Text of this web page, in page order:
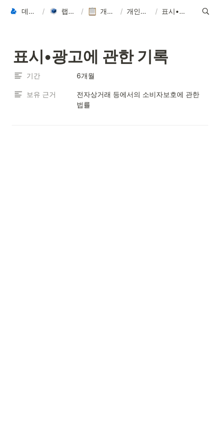
데이터씨 Datasee / 랩스바이 LabsBy / 개인정보처리방침 / 개인정보 보유기간 / 표시•광고에 관한 기록
표시•광고에 관한 기록
기간 6개월
보유 근거
전자상거래 등에서의 소비자보호에 관한
법률